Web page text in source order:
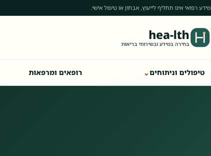
מידע רפואי אינו תחליף לייעוץ, אבחון או טיפול אישי.
hea-lth
בחירה במידע ובשירותי בריאות
טיפולים וניתוחים⌄ רופאים ומרפאות